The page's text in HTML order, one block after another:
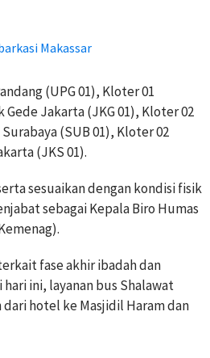
Makassar
(UPG 01), Kloter 01
Gede Jakarta (JKG 01), Kloter 02
(SUB 01), Kloter 02
(JKS 01).
sesuaikan dengan kondisi fisik
sebagai Kepala Biro Humas
fase akhir ibadah dan
ini, layanan bus Shalawat
hotel ke Masjidil Haram dan